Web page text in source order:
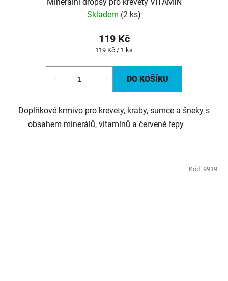
Skladem (2 ks)
119 Kč
Měrná
119 Kč / 1 ks
DO KOŠÍKU
Doplňkové krmivo pro krevety, kraby, sumce a šneky s
obsahem minerálů, vitamínů a červené řepy
Kód: 9919